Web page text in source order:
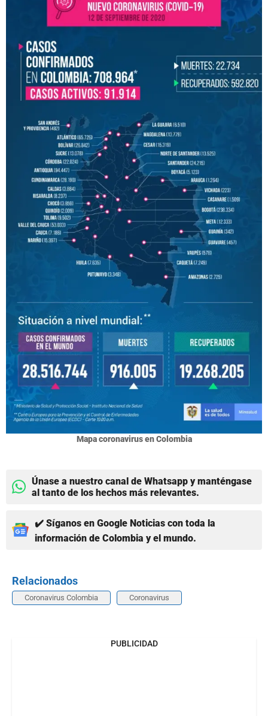
Mapa coronavirus en Colombia
Únase a nuestro canal de Whatsapp y manténgase
al tanto de los hechos más relevantes.
✔️ Síganos en Google Noticias con toda la
información de Colombia y el mundo.
Relacionados
Coronavirus Colombia Coronavirus
PUBLICIDAD